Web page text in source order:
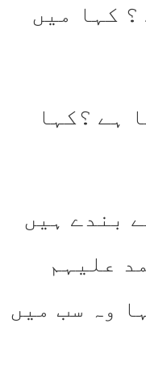
؟ کہا میں
ہے ؟کہا
بندے ہیں
علیہم
وہ سب میں